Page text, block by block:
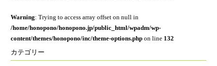
Warning: Trying to access array offset on null in
/home/honopono/honopono.jp/public_html/wpadm/wp-
content/themes/honopono/inc/theme-options.phpon line 132
カテゴリー